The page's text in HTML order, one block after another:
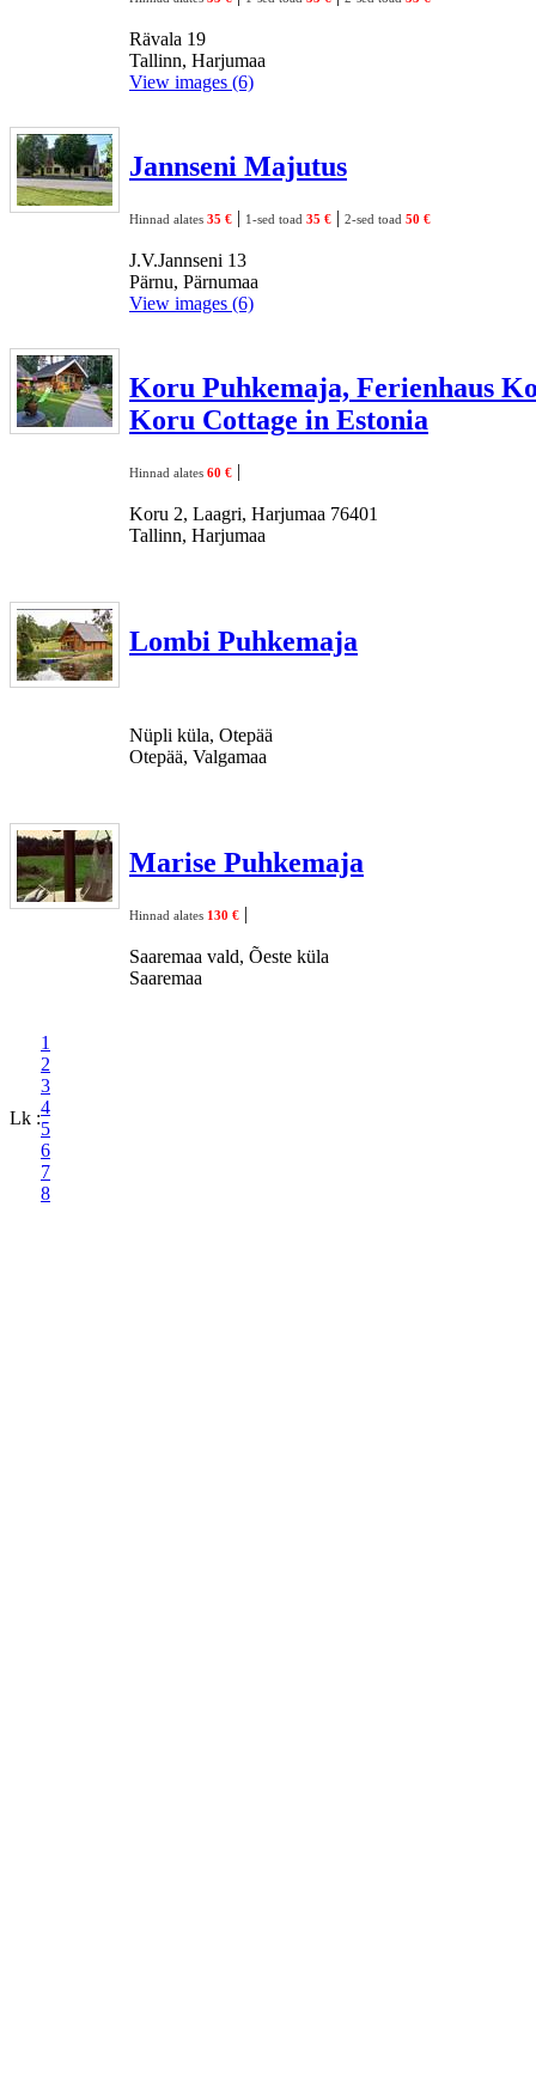
Rävala 19
Tallinn, Harjumaa
View images (6)
Jannseni Majutus
Hinnad alates 35 € | 1-sed toad 35 € | 2-sed toad 50 €
J.V.Jannseni 13
Pärnu, Pärnumaa
View images (6)
Koru Puhkemaja, Ferienhaus
Koru Cottage in Estonia
Hinnad alates 60 € |
Koru 2, Laagri, Harjumaa 76401
Tallinn, Harjumaa
Lombi Puhkemaja
Nüpli küla, Otepää
Otepää, Valgamaa
Marise Puhkemaja
Hinnad alates 130 € |
Saaremaa vald, Õeste küla
Saaremaa
Lk :
1
2
3
4
5
6
7
8